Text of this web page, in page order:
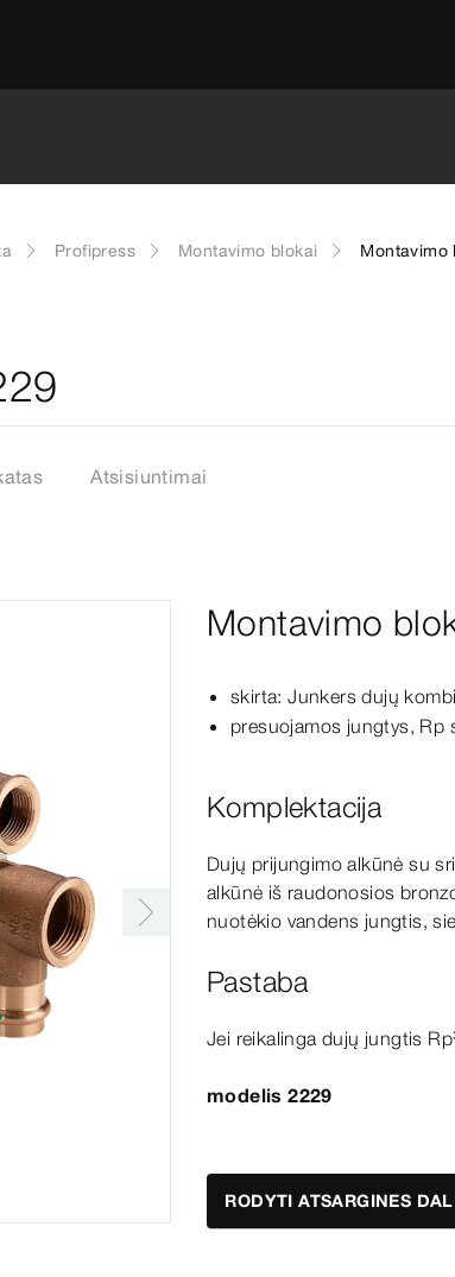
Profipress Montavimo blokai Montavimo
Atsisiuntimai
Montavimo
skirta: Junkers dujų
presuojamos jungtys, Rp
Komplektacija
Dujų prijungimo alkūnė su
alkūnė iš raudonosios
nuotėkio vandens jungtis,
Pastaba
Jei reikalinga dujų jungtis
modelis 2229
RODYTI ATSARGINES